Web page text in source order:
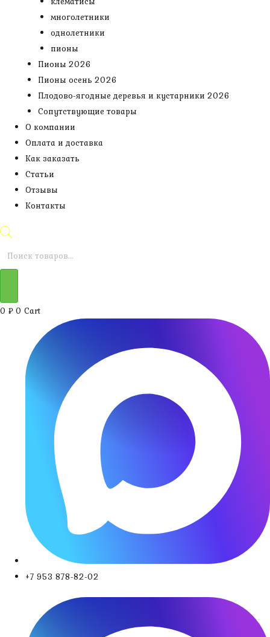
многолетники
однолетники
пионы
Пионы 2026
Пионы осень 2026
Плодово-ягодные деревья и кустарники 2026
Сопутствующие товары
О компании
Оплата и доставка
Как заказать
Статьи
Отзывы
Контакты
Поиск
0 ₽ 0 Cart
+7 953 878-82-02